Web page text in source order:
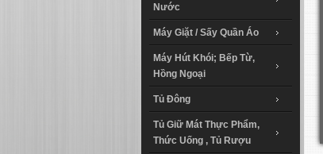
Nước
Máy Giặt / Sấy Quần Áo
Máy Hút Khói; Bếp Từ,
Hồng Ngoại
Tủ Đông
Tủ Giữ Mát Thực Phẩm,
Thức Uống , Tủ Rượu